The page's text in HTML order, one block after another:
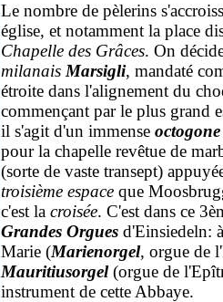
Le nombre de pèlerins
église, et notamment la place
Chapelle des Grâces. On
milanais Marsigli, mandaté
étroite dans l'alignement du
commençant par le plus grand
il s'agit d'un immense octogone
pour la chapelle revêtue de
(sorte de vaste transept)
troisième espace que
c'est la croisée. C'est dans ce
Grandes Orgues d'Einsiedeln:
Marie (Marienorgel, orgue de
Mauritiusorgel(orgue de
instrument de cette Abbaye.